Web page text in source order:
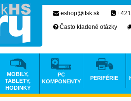
eshop@itsk.sk
Často kladené otázky
MOBILY,
TABLETY,
HODINKY
PC
KOMPONENTY
PERIFÉRIE